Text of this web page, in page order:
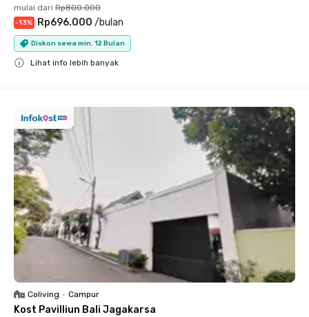
mulai dari Rp800.000
-13% Rp696.000 /bulan
Diskon sewa min. 12 Bulan
Lihat info lebih banyak
Coliving • Campur
Kost Pavilliun Bali Jagakarsa